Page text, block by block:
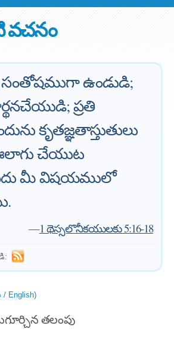
సంతోషముగా ఉండుడి;
ప్రతి
కృతజ్ఞతాస్తుతులు
చేయుట
మీ విషయములో
—1 థెస్సలొనీకయులకు 5:16-18
English)
తలంపు